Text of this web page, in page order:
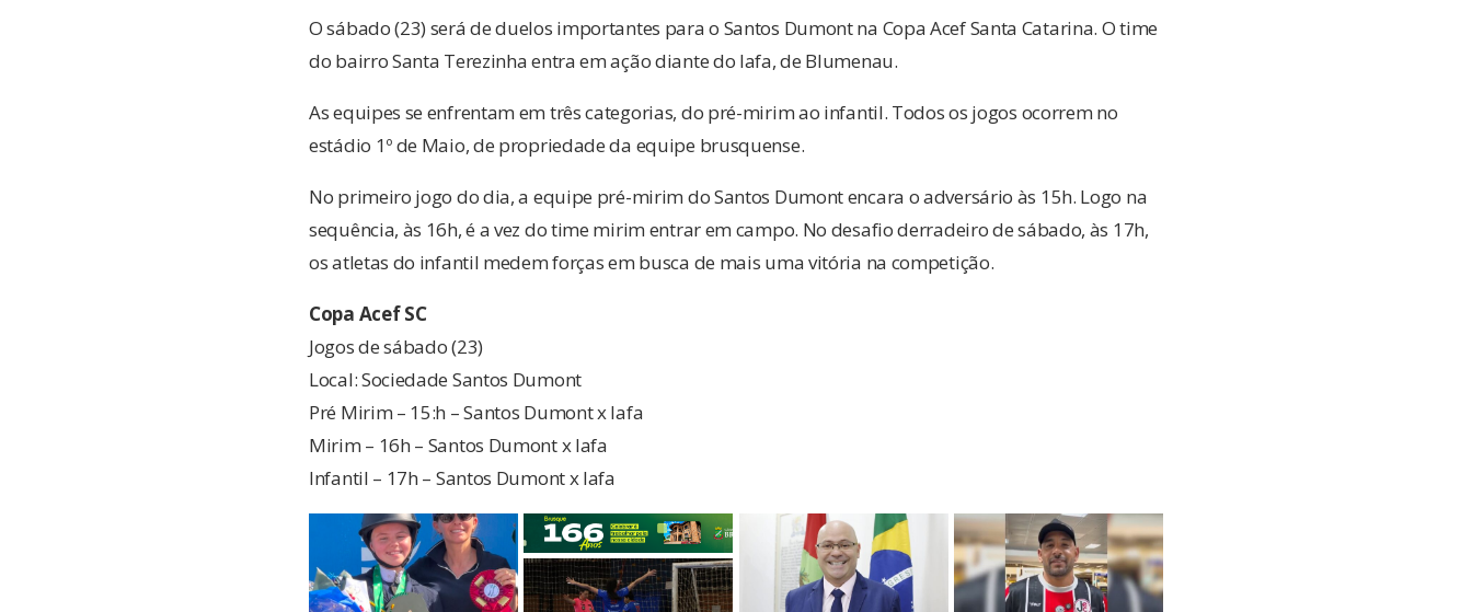
O sábado (23) será de duelos importantes para o Santos Dumont na Copa Acef Santa Catarina. O time
do bairro Santa Terezinha entra em ação diante do Iafa, de Blumenau.
As equipes se enfrentam em três categorias, do pré-mirim ao infantil. Todos os jogos ocorrem no
estádio 1º de Maio, de propriedade da equipe brusquense.
No primeiro jogo do dia, a equipe pré-mirim do Santos Dumont encara o adversário às 15h. Logo na
sequência, às 16h, é a vez do time mirim entrar em campo. No desafio derradeiro de sábado, às 17h,
os atletas do infantil medem forças em busca de mais uma vitória na competição.
Copa Acef SC
Jogos de sábado (23)
Local: Sociedade Santos Dumont
Pré Mirim – 15:h – Santos Dumont x Iafa
Mirim – 16h – Santos Dumont x Iafa
Infantil – 17h – Santos Dumont x Iafa